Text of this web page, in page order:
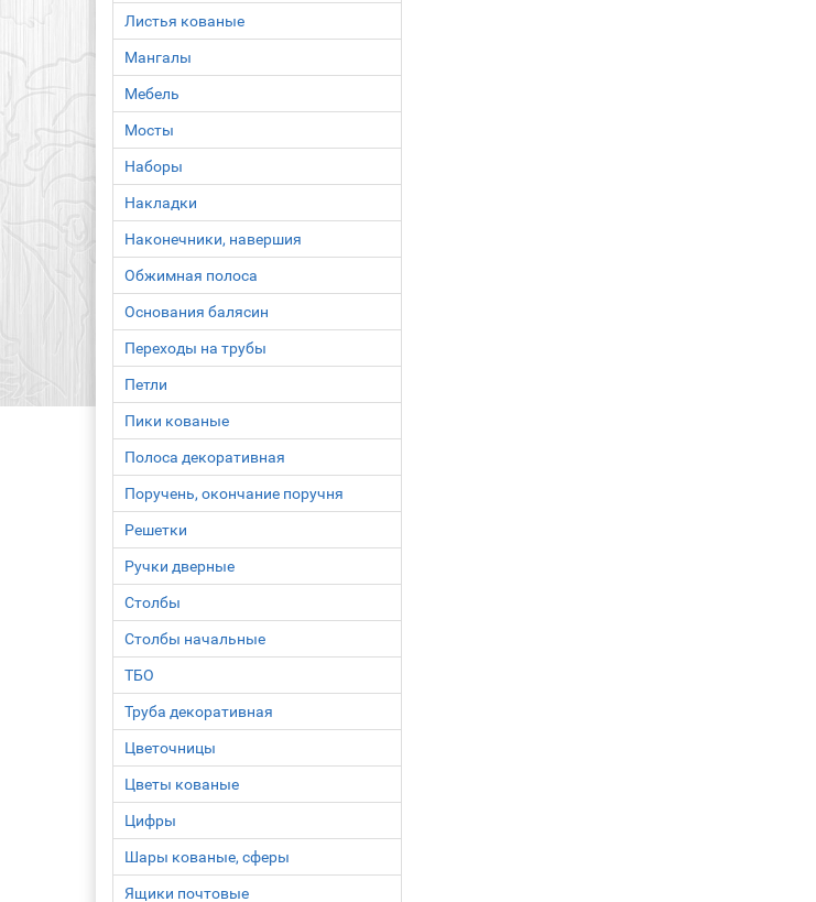
Листья кованые
Мангалы
Мебель
Мосты
Наборы
Накладки
Наконечники, навершия
Обжимная полоса
Основания балясин
Переходы на трубы
Петли
Пики кованые
Полоса декоративная
Поручень, окончание поручня
Решетки
Ручки дверные
Столбы
Столбы начальные
ТБО
Труба декоративная
Цветочницы
Цветы кованые
Цифры
Шары кованые, сферы
Ящики почтовые